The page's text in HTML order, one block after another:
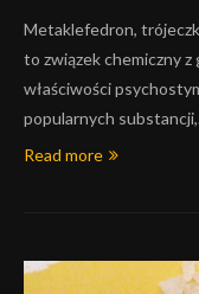
Metaklefedron,
to związek chemiczny
właściwości
popularnych
Read more